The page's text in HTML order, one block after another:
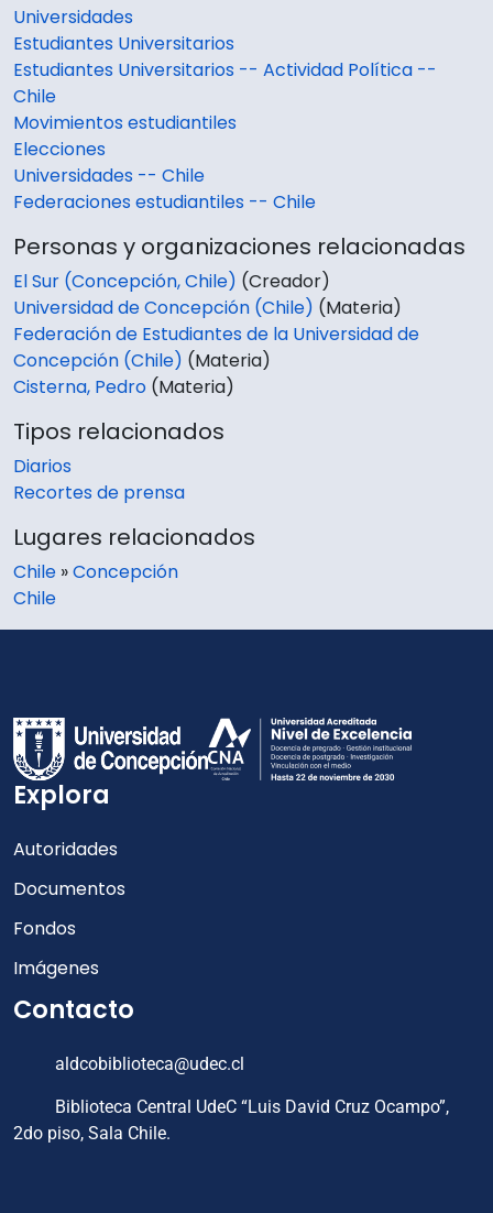
Universidades
Estudiantes Universitarios
Estudiantes Universitarios -- Actividad Política --
Chile
Movimientos estudiantiles
Elecciones
Universidades -- Chile
Federaciones estudiantiles -- Chile
Personas y organizaciones relacionadas
El Sur (Concepción, Chile) (Creador)
Universidad de Concepción (Chile) (Materia)
Federación de Estudiantes de la Universidad de
Concepción (Chile) (Materia)
Cisterna, Pedro (Materia)
Tipos relacionados
Diarios
Recortes de prensa
Lugares relacionados
Chile »Concepción
Chile
Explora
Autoridades
Documentos
Fondos
Imágenes
Contacto
aldcobiblioteca@udec.cl
Biblioteca Central UdeC “Luis David Cruz Ocampo”,
2do piso, Sala Chile.